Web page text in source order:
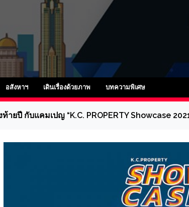
อสังหาฯ เดินเรื่องด้วยภาพ บทความพิเศษ
ายปี กับแคมเปญ “K.C. PROPERTY Showcase